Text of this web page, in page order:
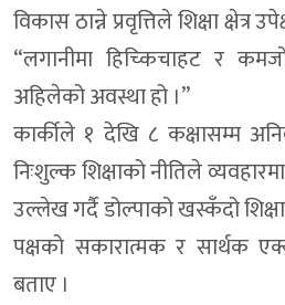
विकास ठान्ने प्रवृत्तिले शिक्षा
“लगानीमा हिच्किचाहट र
अहिलेको अवस्था हो ।”
कार्कीले १ देखि ८ कक्षासम्म
निःशुल्क शिक्षाको नीतिले
उल्लेख गर्दै डोल्पाको खस्कँदो
पक्षको सकारात्मक र सार्थक
बताए ।